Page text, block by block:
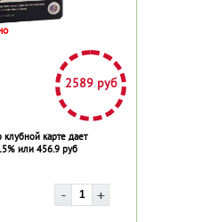
2589 руб
клубной карте дает
или 456.9 руб